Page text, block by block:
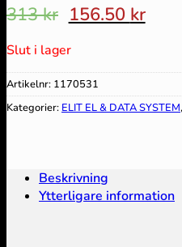
313kr Det
ursprungliga
priset
var:
313 kr.
156.50 krDet
är:
Slut i lager
Artikelnr: 1170531
Kategorier: ELIT EL & DATA SYSTEM,
Beskrivning
Ytterligare information